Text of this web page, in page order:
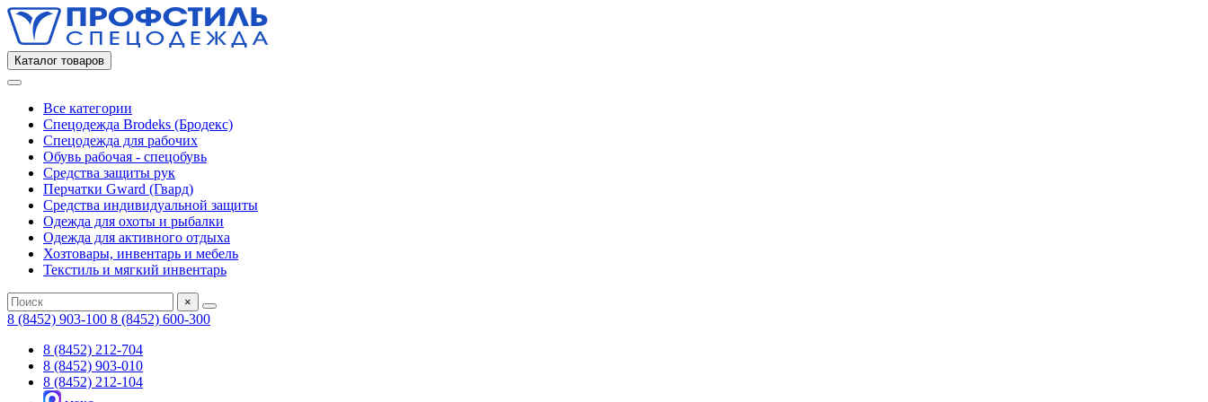
Каталог товаров
Все категории
Спецодежда Brodeks (Бродекс)
Спецодежда для рабочих
Обувь рабочая - спецобувь
Средства защиты рук
Перчатки Gward (Гвард)
Средства индивидуальной защиты
Одежда для охоты и рыбалки
Одежда для активного отдыха
Хозтовары, инвентарь и мебель
Текстиль и мягкий инвентарь
×
8 (8452) 903-100 8 (8452) 600-300
8 (8452) 212-704
8 (8452) 903-010
8 (8452) 212-104